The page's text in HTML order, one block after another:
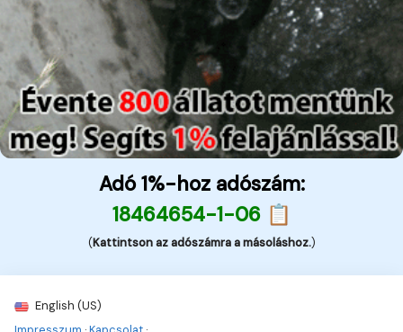
Adó 1%-hoz adószám:
18464654-1-06 📋
(Kattintson az adószámra a másoláshoz.)
English (US)